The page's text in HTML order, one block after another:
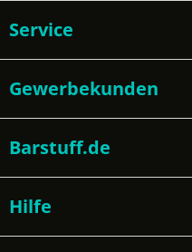
Service
Gewerbekunden
Barstuff.de
Hilfe